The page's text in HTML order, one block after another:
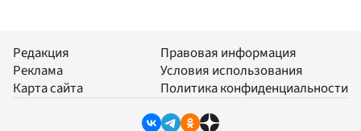
Редакция
Реклама
Карта сайта
Правовая информация
Условия использования
Политика конфиденциальности